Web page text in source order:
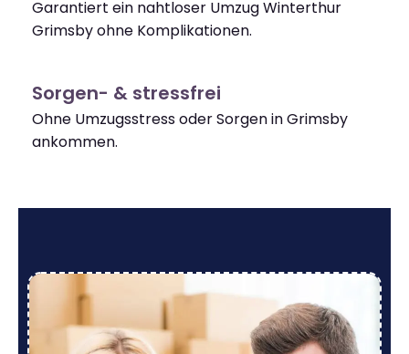
Garantiert ein nahtloser Umzug Winterthur
Grimsby ohne Komplikationen.
Sorgen- & stressfrei
Ohne Umzugsstress oder Sorgen in Grimsby
ankommen.